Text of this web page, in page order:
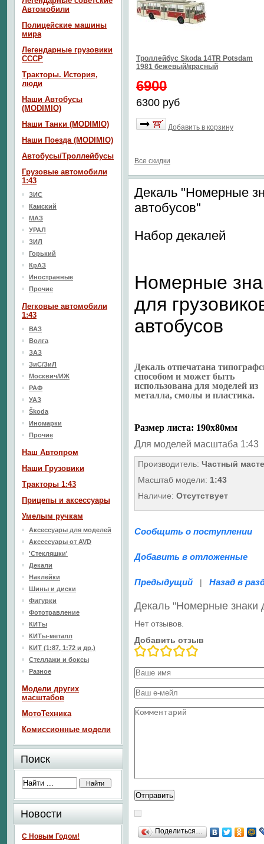
Троллейбус Skoda 14TR Potsdam
1981 бежевый/красный
6900
6300 руб
Добавить в корзину
Все скидки
Декаль "Номерные
автобусов"
Набор декалей
Номерные
для
автобусов
Декаль отпечатана
способом и может быть
использована для моделей из
металла, смолы и пластика.
Размер листа: 190х80мм
Для моделей масштаба 1:43
Производитель: Частный
Масштаб модели: 1:43
Наличие: Отсутствует
Сообщить о поступлении
Добавить в отложенные
Предыдущий | Назад в
Декаль "Номерные знаки
Нет отзывов.
Добавить отзыв
Поделиться…
Автомобили
Полицейские машины
мира
Легендарные грузовики
СССР
Тракторы. История,
люди
Наши Автобусы
(MODIMIO)
Наши Танки (MODIMIO)
Наши Поезда (MODIMIO)
Автобусы/Троллейбусы
Грузовые автомобили
1:43
ЗИС
Камский
МАЗ
УРАЛ
ЗИЛ
Горький
КрАЗ
Иностранные
Прочие
Легковые автомобили
1:43
ВАЗ
Волга
ЗАЗ
ЗиС/ЗиЛ
Москвич/ИЖ
РАФ
УАЗ
Škoda
Иномарки
Прочие
Наш Aвтопром
Наши Грузовики
Тракторы 1:43
Прицепы и аксессуары
Умелым ручкам
Аксессуары для моделей
Аксессуары от AVD
'Стекляшки'
Декали
Наклейки
Шины и диски
Фигурки
Фототравление
КИТы
КИТы-металл
КИТ (1:87, 1:72 и др.)
Стеллажи и боксы
Разное
Модели других
масштабов
МотоТехника
Комиссионные модели
Поиск
Новости
С Новым Годом!